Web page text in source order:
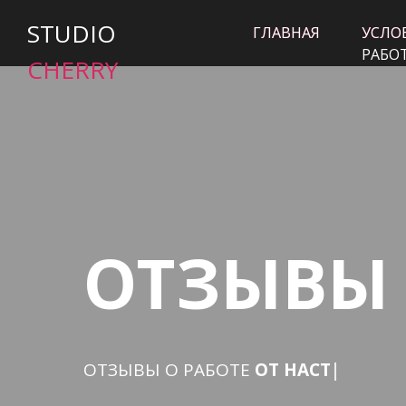
ГЛАВНАЯ
ГЛАВНАЯ
STUDIO
CHERRY
ОТЗЫВЫ
ОТЗЫВЫ О РАБОТЕ ОТ НАС|